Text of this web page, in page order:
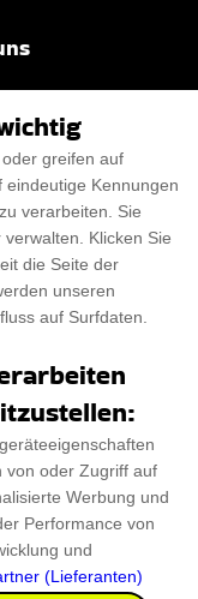
Rabattcode
greifen auf
Kennungen
verarbeiten. Sie
Klicken Sie
die Seite der
unseren
auf Surfdaten.
von oder Zugriff auf
Werbung und
Performance von
und
(Lieferanten)